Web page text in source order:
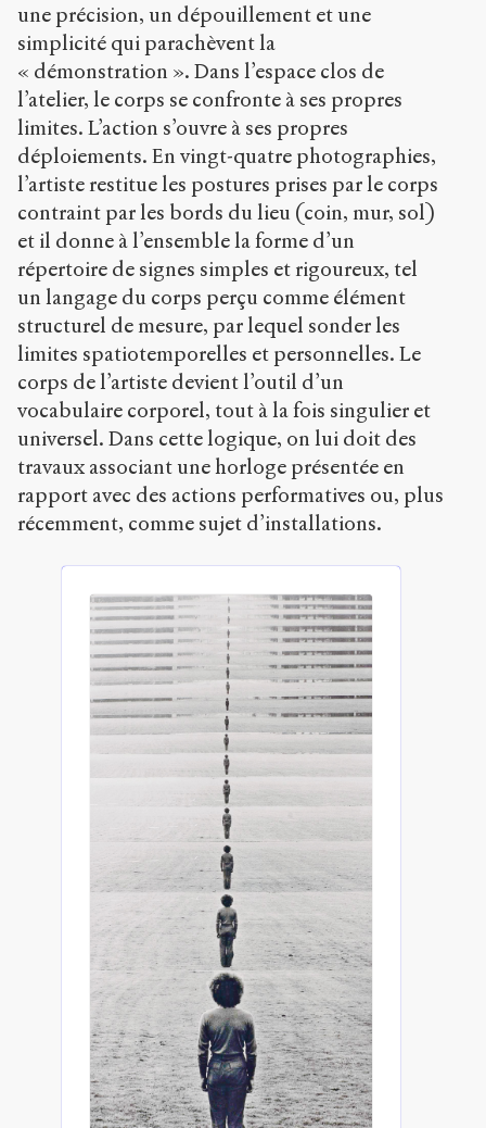
une précision, un dépouillement et une
simplicité qui parachèvent la
« démonstration ». Dans l’espace clos de
l’atelier, le corps se confronte à ses propres
limites. L’action s’ouvre à ses propres
déploiements. En vingt-quatre photographies,
l’artiste restitue les postures prises par le corps
contraint par les bords du lieu (coin, mur, sol)
et il donne à l’ensemble la forme d’un
répertoire de signes simples et rigoureux, tel
un langage du corps perçu comme élément
structurel de mesure, par lequel sonder les
limites spatiotemporelles et personnelles. Le
corps de l’artiste devient l’outil d’un
vocabulaire corporel, tout à la fois singulier et
universel. Dans cette logique, on lui doit des
travaux associant une horloge présentée en
rapport avec des actions performatives ou, plus
récemment, comme sujet d’installations.